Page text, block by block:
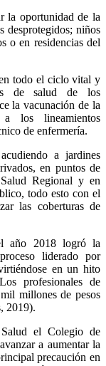
la oportunidad de la
desprotegidos; niños
o en residencias del
todo el ciclo vital y
de salud de los
la vacunación de la
a los lineamientos
de enfermería.
a jardines
en puntos de
Regional y en
todo esto con el
las coberturas de
año 2018 logró la
liderado por
en un hito
profesionales de
millones de pesos
2019).
el Colegio de
a aumentar la
precaución en